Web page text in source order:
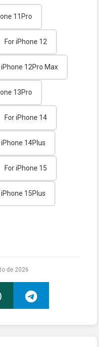
11Pro
For iPhone 12
iPhone 12Pro Max
13Pro
For iPhone 14
iPhone 14Plus
For iPhone 15
iPhone 15Plus
de 2026